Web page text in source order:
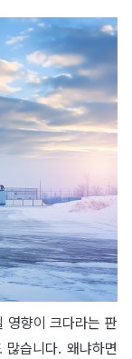
영향이 크다라는 판
많습니다. 왜냐하면